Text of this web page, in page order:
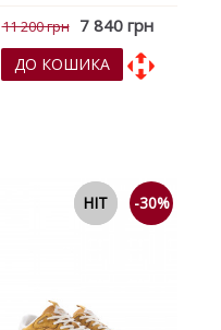
11 200 грн 7 840 грн
ДО КОШИКА
-30%
HIT
NEW